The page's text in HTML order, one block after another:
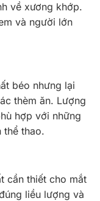
về xương khớp.
và người lớn
béo nhưng lại
thèm ăn. Lượng
hợp với những
thể thao.
cần thiết cho mắt
liều lượng và